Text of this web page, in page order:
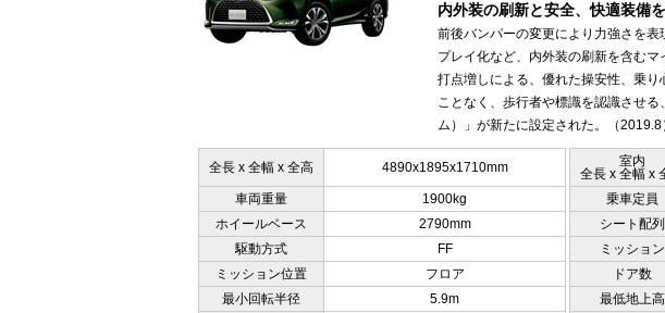
内外装の刷新と安全、快適装備
前後バンパーの変更により力強さを
プレイ化など、内外装の刷新を含む
打点増しによる、優れた操安性、乗
ことなく、歩行者や標識を認識させ
ム）」が新たに設定された。（2019.8
全長 x 全幅 x 全高 4890x1895x1710mm
室内
全長 x 全幅 x
車両重量 1900kg 乗車定員
ホイールベース
2790mm シート配列
駆動方式
FF ミッション
ミッション位置
フロア ドア数
最小回転半径
5.9m 最低地上高